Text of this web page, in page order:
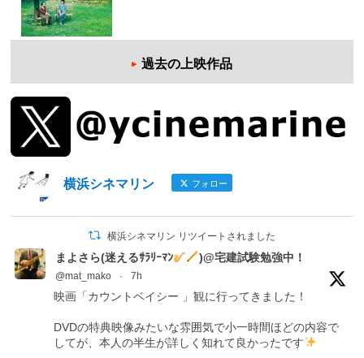
過去の上映作品
横浜シネマリン フォロー
横浜シネマリン リツイートされました
まよさら(迷えるｻﾗﾘｰﾏﾝ )@宅建試験勉強中！
@mat_mako · 7h
映画「カウントベイシー 」観に行ってきました！
DVDの特典映像みたいな雰囲気で小一時間ほどの内容で
してが、本人の半生が詳しく知れて良かったです